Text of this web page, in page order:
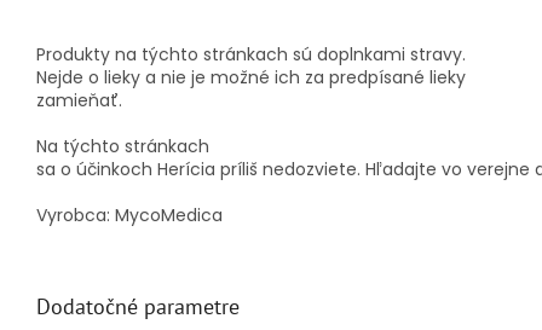
Produkty na týchto stránkach sú doplnkami stravy.
Nejde o lieky a nie je možné ich za predpísané lieky
zamieňať.
Na týchto stránkach
sa o účinkoch Herícia príliš nedozviete. Hľadajte vo verejne
Vyrobca: MycoMedica
Dodatočné parametre